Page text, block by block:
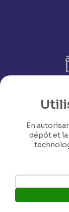
Tél: +32 81 77
E-mail:
Instagram
En
dépôt et